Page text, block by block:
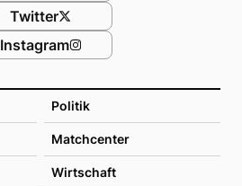
Politik
Matchcenter
Wirtschaft
Twitter
Instagram